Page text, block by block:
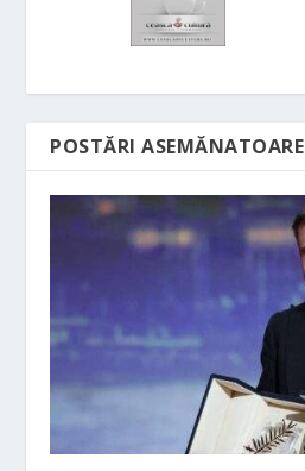
POSTĂRI ASEMĂNATOARE